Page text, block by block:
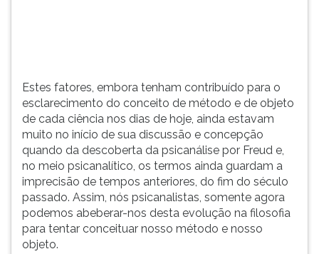
ainda
estavam
muito
início
discussão
concepção
quando
pausar
leitura
pressione
(primeira
tecla
esquerda
Estes fatores, embora tenham contribuído para o
esclarecimento do conceito de método e de objeto
de cada ciência nos dias de hoje, ainda estavam
muito no início de sua discussão e concepção
quando da descoberta da psicanálise por Freud e,
no meio psicanalítico, os termos ainda guardam a
imprecisão de tempos anteriores, do fim do século
passado. Assim, nós psicanalistas, somente agora
podemos abeberar-nos desta evolução na filosofia
para tentar conceituar nosso método e nosso
objeto.